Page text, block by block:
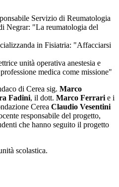
Servizio di Reumatologia
Negrar: "La reumatologia del
in Fisiatria: "Affacciarsi
unità operativa anestesia e
medica come missione"
di Cerea sig. Marco
Fadini, il dott. Marco Ferrari e i
Cerea Claudio Vesentini
responsabile del progetto,
che hanno seguito il progetto
scolastica.